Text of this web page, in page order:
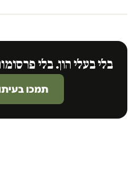
בלי בעלי הון. בלי
תמכו